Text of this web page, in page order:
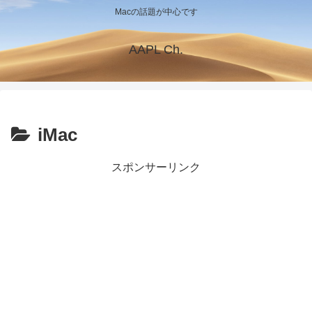
Macの話題が中心です
AAPL Ch.
iMac
スポンサーリンク